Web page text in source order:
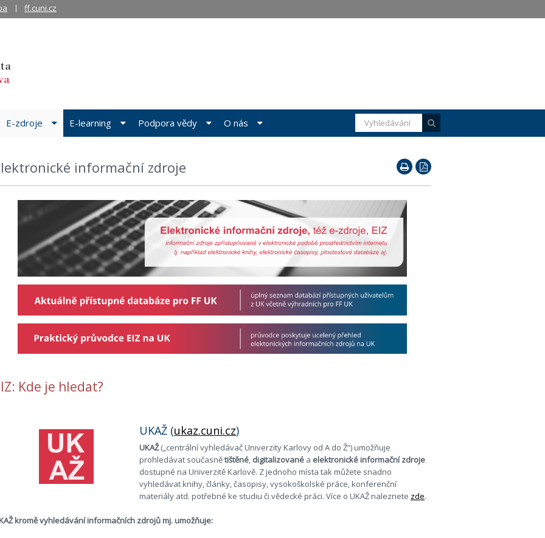
informační zdroje
Kde je hledat?
UKAŽ (ukaz.cuni.cz)
UKAŽ(„centrální vyhledávač Univerzity Karlovy od A do Ž“) umožňuje
prohledávat současnětištěné, digitalizovanéa elektronické informační zdroje
dostupné na Univerzitě Karlově. Z jednoho místa tak můžete snadno
vyhledávat knihy, články, časopisy, vysokoškolské práce, konferenční
materiály atd. potřebné ke studiu či vědecké práci. Více o UKAŽ naleznete zde.
kromě vyhledávání informačních zdrojů mj. umožňuje:
E-zdroje E-learning Podpora vědy O nás
ff.cuni.cz